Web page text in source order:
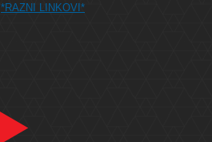
*RAZNI LINKOVI*